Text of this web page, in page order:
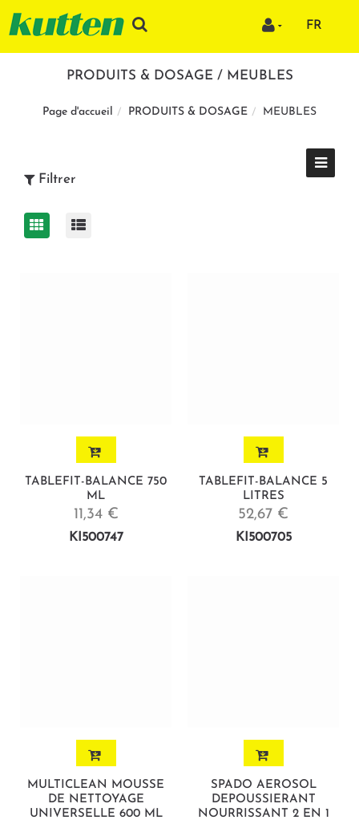
FR
PRODUITS & DOSAGE / MEUBLES
Page d'accueil PRODUITS & DOSAGE MEUBLES
Filtrer
TABLEFIT-BALANCE 750
ML
11,34 €
KI500747
TABLEFIT-BALANCE 5
LITRES
52,67 €
KI500705
MULTICLEAN MOUSSE
DE NETTOYAGE
UNIVERSELLE 600 ML
SPADO AEROSOL
DEPOUSSIERANT
NOURRISSANT 2 EN 1